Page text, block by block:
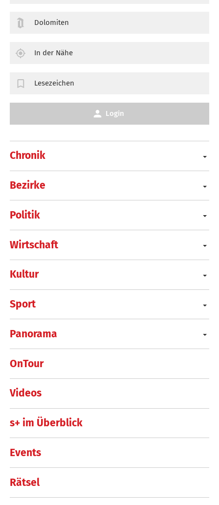
Chronik
Bezirke
Politik
Wirtschaft
Kultur
Sport
Panorama
OnTour
Videos
s+ im Überblick
Events
Rätsel
Dolomiten
In der Nähe
Lesezeichen
Login